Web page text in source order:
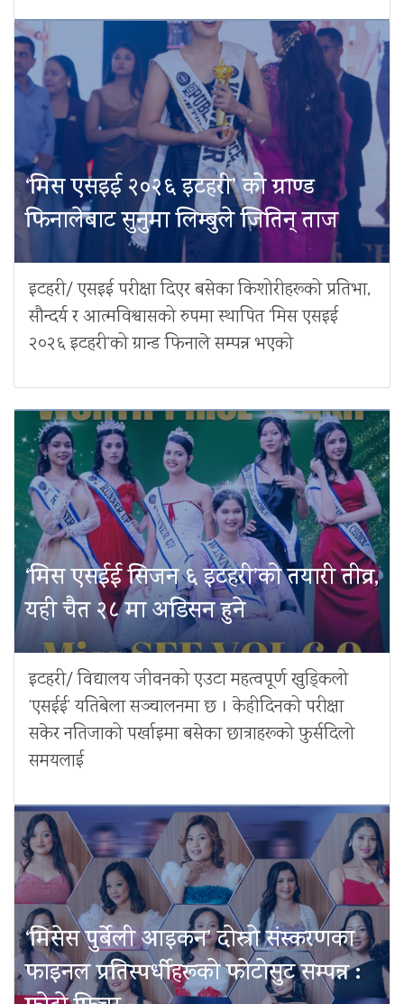
‘मिस एसइई २०२६ इटहरी’ को ग्राण्ड
फिनालेबाट सुनुमा लिम्बुले जितिन् ताज
इटहरी/ एसइई परीक्षा दिएर बसेका किशोरीहरूको प्रतिभा,
सौन्दर्य र आत्मविश्वासको रुपमा स्थापित ‘मिस एसइई
२०२६ इटहरी’को ग्रान्ड फिनाले सम्पन्न भएको
‘मिस एसईई सिजन ६ इटहरी’को तयारी तीव्र,
यही चैत २८ मा अडिसन हुने
इटहरी/ विद्यालय जीवनको एउटा महत्वपूर्ण खुड्किलो
‘एसईई’ यतिबेला सञ्चालनमा छ । केहीदिनको परीक्षा
सकेर नतिजाको पर्खाइमा बसेका छात्राहरूको फुर्सदिलो
समयलाई
‘मिसेस पुर्बेली आइकन’ दोस्रो संस्करणका
फाइनल प्रतिस्पर्धीहरूको फोटोसुट सम्पन्न :